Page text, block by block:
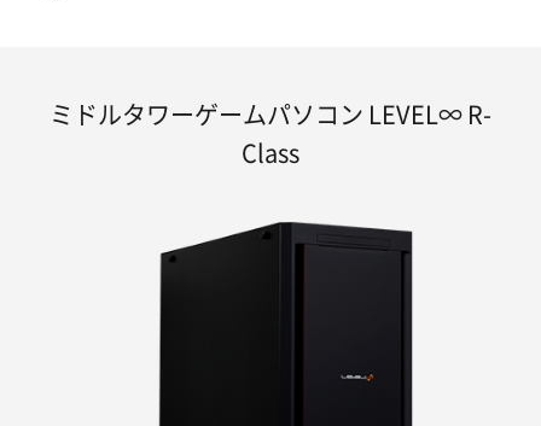
ミドルタワーゲームパソコン LEVEL∞ R-
Class